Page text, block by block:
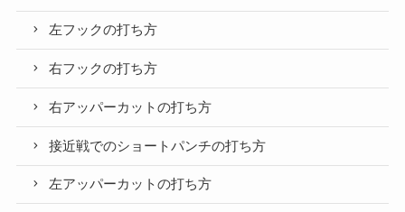
左フックの打ち方
右フックの打ち方
右アッパーカットの打ち方
接近戦でのショートパンチの打ち方
左アッパーカットの打ち方